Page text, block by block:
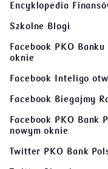
Encyklopedia
Szkolne Blogi
Facebook PKO
oknie
Facebook Inteligo
Facebook Biegajmy
Facebook PKO Bank
nowym oknie
Twitter PKO Bank